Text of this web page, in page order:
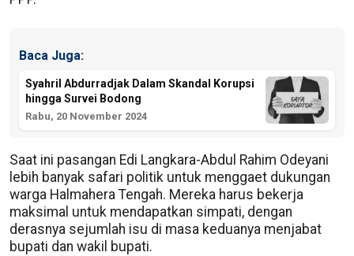
Baca Juga:
Syahril Abdurradjak Dalam Skandal Korupsi
hingga Survei Bodong
Rabu, 20 November 2024
Saat ini pasangan Edi Langkara-Abdul Rahim Odeyani
lebih banyak safari politik untuk menggaet dukungan
warga Halmahera Tengah. Mereka harus bekerja
maksimal untuk mendapatkan simpati, dengan
derasnya sejumlah isu di masa keduanya menjabat
bupati dan wakil bupati.